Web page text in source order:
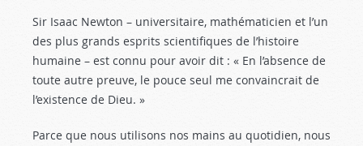
Sir Isaac Newton – universitaire, mathématicien et l’un
des plus grands esprits scientifiques de l’histoire
humaine – est connu pour avoir dit : « En l’absence de
toute autre preuve, le pouce seul me convaincrait de
l’existence de Dieu. »
Parce que nous utilisons nos mains au quotidien, nous